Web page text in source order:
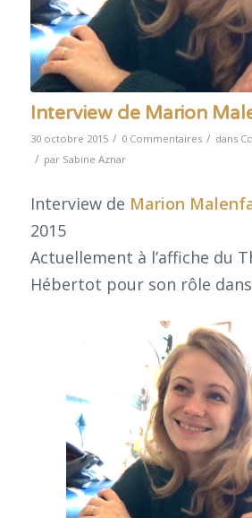
Interview de Marion
30 octobre 2015 / 0 Commentaires / dans
/ par Sabine Aznar
Interview de Marion
2015
Actuellement à l’affiche du
Hébertot pour son rôle dans